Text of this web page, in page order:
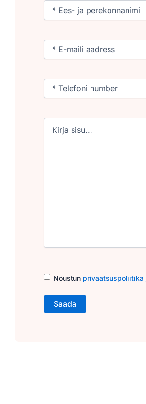
Nimi
Email
Phone
Untitled
Consent (Required)
Nõustun privaatsuspoliitika